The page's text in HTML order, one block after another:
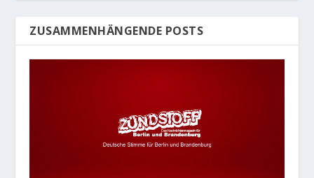
ZUSAMMENHÄNGENDE POSTS